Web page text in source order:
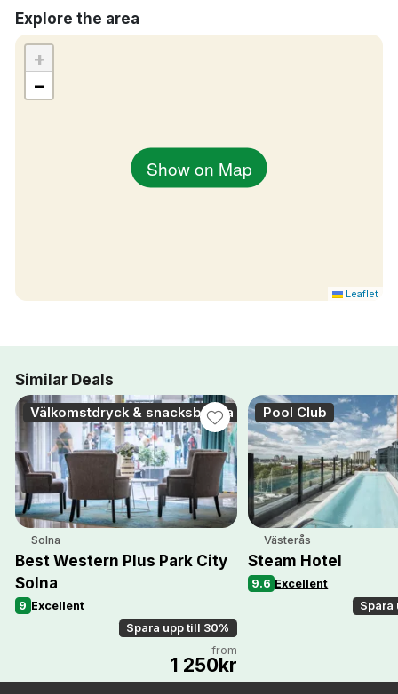
Explore the area
Show on Map
+
−
Leaflet
Similar Deals
Välkomstdryck & snacksbricka
Solna
Best Western Plus Park City
Solna
9 Excellent
Spara upp till 30%
from
1 250kr
Pool Club
Västerås
Steam Hotel
9.6 Excellent
Spara